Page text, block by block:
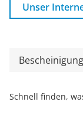
Unser
Schnell finden,